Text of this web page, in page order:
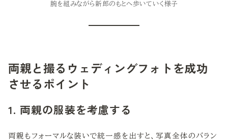
腕を組みながら新郎のもとへ歩いていく様子
両親と撮るウェディングフォトを成功
させるポイント
1. 両親の服装を考慮する
両親もフォーマルな装いで統一感を出すと、写真全体のバラン